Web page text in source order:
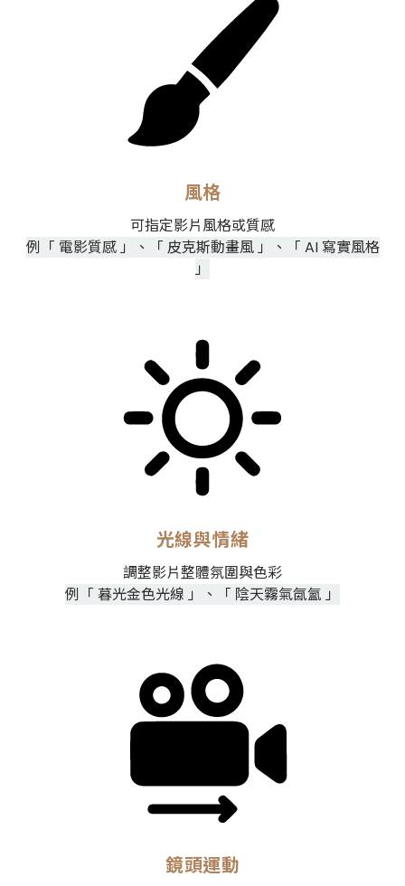
風格
可指定影片風格或質感
例「 電影質感 」、「 皮克斯動畫風 」、「 AI 寫實風格
」
光線與情緒
調整影片整體氛圍與色彩
例「 暮光金色光線 」、「 陰天霧氣氤氳 」
鏡頭運動